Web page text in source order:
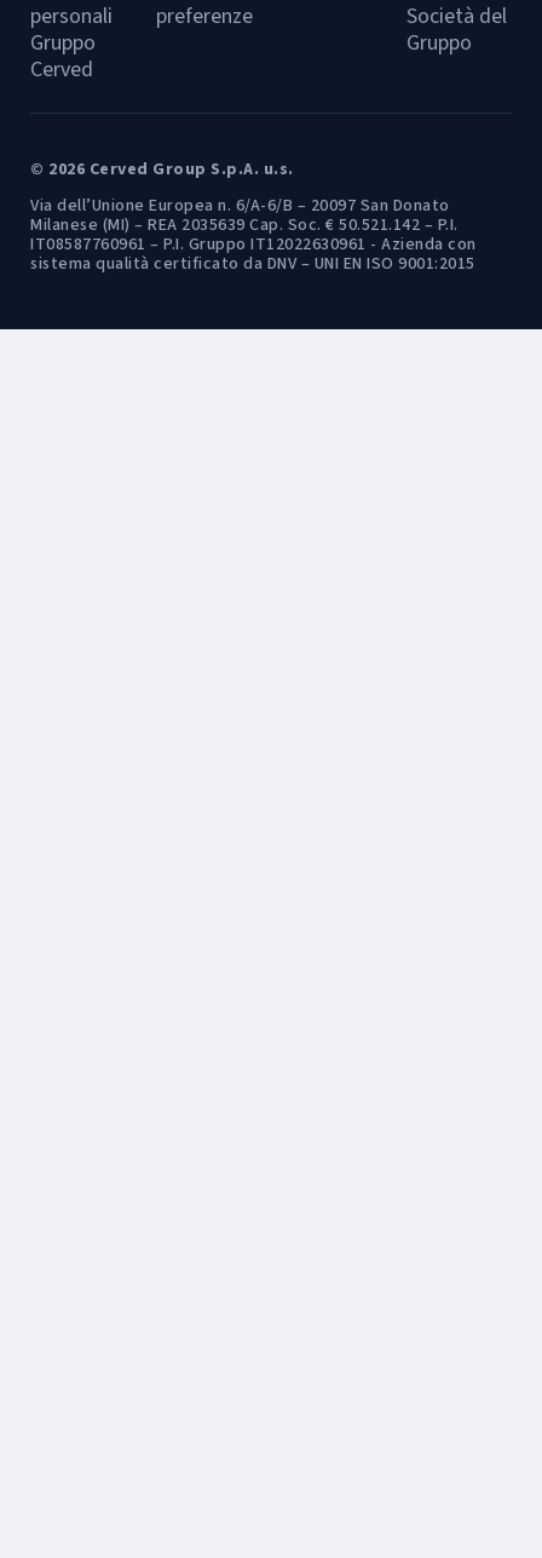
personali
Gruppo
Cerved
preferenze
Società del
Gruppo
© 2026 Cerved Group S.p.A. u.s.
Via dell’Unione Europea n. 6/A-6/B – 20097 San Donato
Milanese (MI) – REA 2035639 Cap. Soc. € 50.521.142 – P.I.
IT08587760961 – P.I. Gruppo IT12022630961 - Azienda con
sistema qualità certificato da DNV – UNI EN ISO 9001:2015